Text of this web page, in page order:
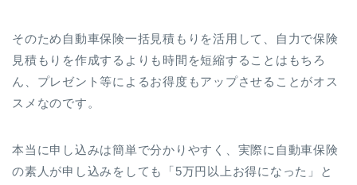
そのため自動車保険一括見積もりを活用して、自力で保険
見積もりを作成するよりも時間を短縮することはもちろ
ん、プレゼント等によるお得度もアップさせることがオス
スメなのです。
本当に申し込みは簡単で分かりやすく、実際に自動車保険
の素人が申し込みをしても「5万円以上お得になった」と